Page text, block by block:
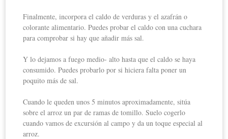
Finalmente, incorpora el caldo de verduras y el azafrán o
colorante alimentario. Puedes probar el caldo con una cuchara
para comprobar si hay que añadir más sal.
Y lo dejamos a fuego medio- alto hasta que el caldo se haya
consumido. Puedes probarlo por si hiciera falta poner un
poquito más de sal.
Cuando le queden unos 5 minutos aproximadamente, sitúa
sobre el arroz un par de ramas de tomillo. Suelo cogerlo
cuando vamos de excursión al campo y da un toque especial al
arroz.